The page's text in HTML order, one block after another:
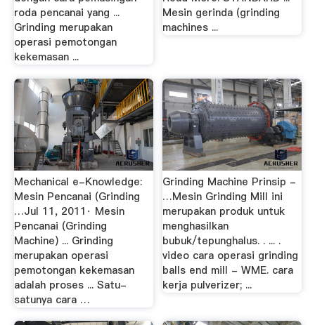
roda pencanai yang ...
Grinding merupakan
operasi pemotongan
kekemasan ...
Mesin gerinda (grinding
machines ...
Mechanical e-Knowledge:
Mesin Pencanai (Grinding
…Jul 11, 2011· Mesin
Pencanai (Grinding
Machine) ... Grinding
merupakan operasi
pemotongan kekemasan
adalah proses ... Satu-
satunya cara …
Grinding Machine Prinsip -
…Mesin Grinding Mill ini
merupakan produk untuk
menghasilkan
bubuk/tepunghalus. . ... .
video cara operasi grinding
balls end mill - WME. cara
kerja pulverizer; ...